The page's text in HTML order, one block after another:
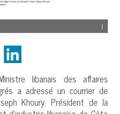
|
libanais des affaires
a adressé un courrier de
Khoury, Président de la